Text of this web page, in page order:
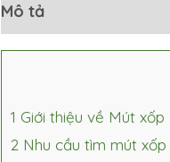
Mô tả
1 Giới thiệu về Mút
2 Nhu cầu tìm mút